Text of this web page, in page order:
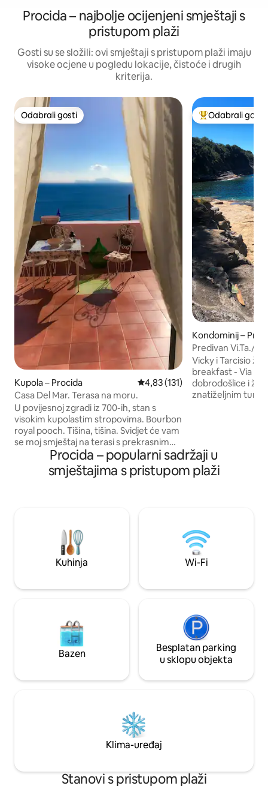
Procida – najbolje ocijenjeni smještaji s
pristupom plaži
Gosti su se složili: ovi smještaji s pristupom plaži imaju
visoke ocjene u pogledu lokacije, čistoće i drugih
kriterija.
Odabrali gosti
Odabrali gosti
Kupola – Procida Prosječna ocjena: 4,83/5,
4,83 (131)
Casa Del Mar. Terasa na moru.
U povijesnoj zgradi iz 700-ih, stan s
visokim kupolastim stropovima. Bourbon
royal pooch. Tišina, tišina. Svidjet će vam
se moj smještaj na terasi s prekrasnim
pogledom na more, na Capriju i Vezuvu.
Wi-Fi, perilica za rublje. Smještaj
prikladan za parove, putnike koji putuju
gekoni. Kutak za kaktuse. Namješten
antiknim namještajem. Nema TV-a i
Među najviše
Odabrali gosti
Kondominij –
Predivan Vi.Ta./
na more
Vicky i Tarcisio
breakfast - Via
dobrodošlice i
znatiželjnim
Colombo
beaches are
spuštaju se na
Procida – popularni sadržaji u
smještajima s pristupom plaži
Kuhinja Wi-Fi
Bazen
Besplatan parking
u sklopu objekta
Klima-uređaj
Stanovi s pristupom plaži